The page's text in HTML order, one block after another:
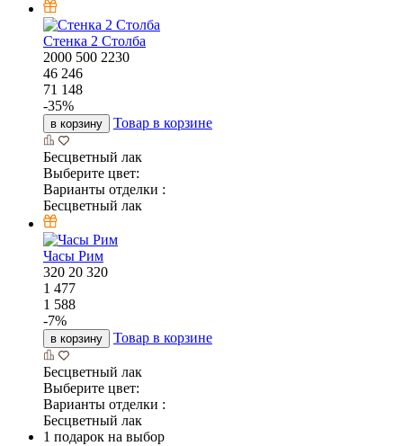
Стенка 2 Столба
2000 500 2230
46 246
71 148
-35%
в корзину Товар в корзине
Бесцветный лак
Выберите цвет:
Варианты отделки :
Бесцветный лак
Часы Рим
320 20 320
1 477
1 588
-7%
в корзину Товар в корзине
Бесцветный лак
Выберите цвет:
Варианты отделки :
Бесцветный лак
1 подарок на выбор